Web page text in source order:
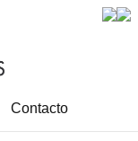
Contacto